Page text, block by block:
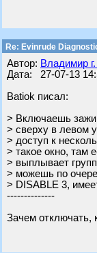
Re: Evinrude
Автор: Владимир
Дата: 27-07-13
Batiok писал:
> Включаешь
> сверху в левом
> доступ к
> такое окно, там
> выплывает
> можешь по
> DISABLE 3,
--------------
Зачем отключать,